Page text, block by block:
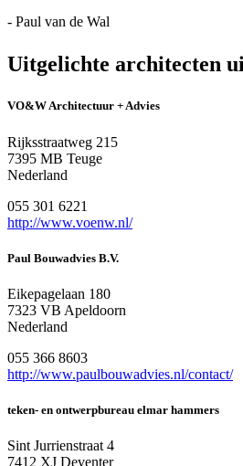
- Paul van de Wal
Uitgelichte architecten
VO&W Architectuur + Advies
Rijksstraatweg 215
7395 MB Teuge
Nederland
055 301 6221
http://www.voenw.nl/
Paul Bouwadvies B.V.
Eikepagelaan 180
7323 VB Apeldoorn
Nederland
055 366 8603
http://www.paulbouwadvies.nl/contact/
teken- en ontwerpbureau elmar hammers
Sint Jurrienstraat 4
7412 XJ Deventer